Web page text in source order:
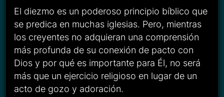
El diezmo es un poderoso principio bíblico que
se predica en muchas iglesias. Pero, mientras
los creyentes no adquieran una comprensión
más profunda de su conexión de pacto con
Dios y por qué es importante para Él, no será
más que un ejercicio religioso en lugar de un
acto de gozo y adoración.